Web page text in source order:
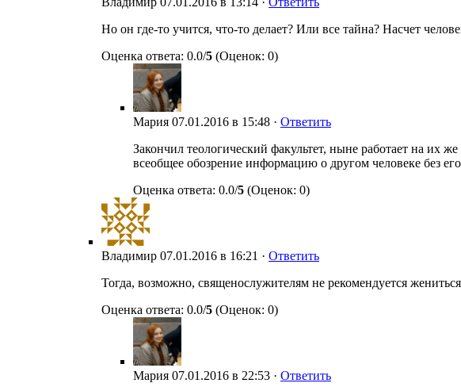
Но он где-то учится, что-то делает? Или все тайна? Насчет
Оценка ответа: 0.0/5 (Оценок: 0)
Мария 07.01.2016 в 15:48 · Ответить
Закончил теологический факультет, ныне работает на их
всеобщее обозрение информацию о другом человеке без
Оценка ответа: 0.0/5 (Оценок: 0)
Владимир 07.01.2016 в 16:21 · Ответить
Тогда, возможно, священослужителям не рекомендуется
Оценка ответа: 0.0/5 (Оценок: 0)
Мария 07.01.2016 в 22:53 · Ответить